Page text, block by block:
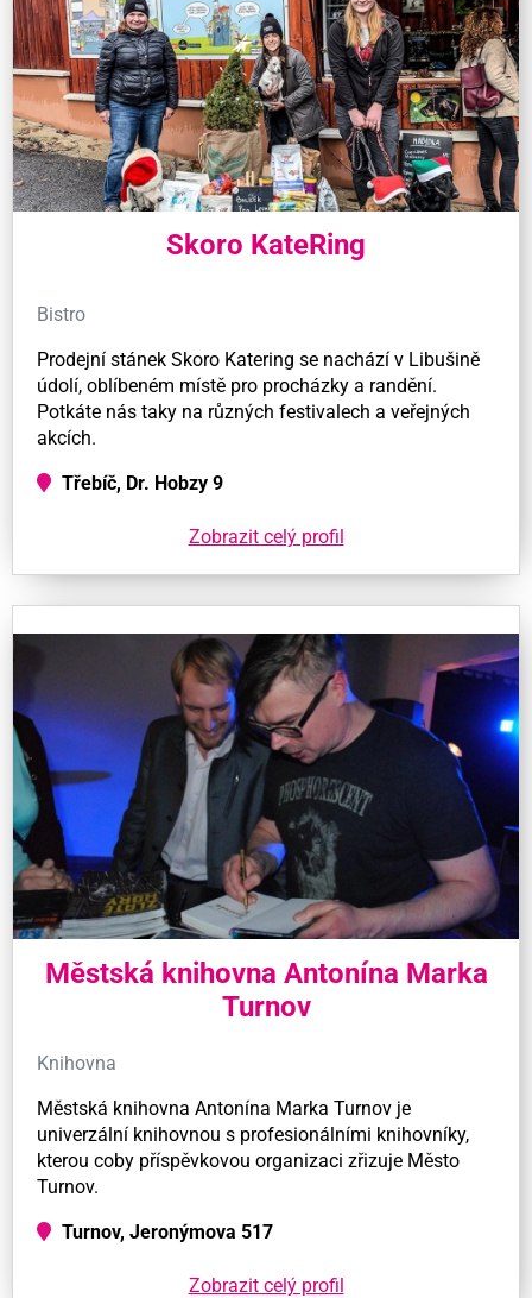
Skoro KateRing
Bistro
Prodejní stánek Skoro Katering se nachází v Libušině
údolí, oblíbeném místě pro procházky a randění.
Potkáte nás taky na různých festivalech a veřejných
akcích.
Třebíč, Dr. Hobzy 9
Zobrazit celý profil
Městská knihovna Antonína Marka
Turnov
Knihovna
Městská knihovna Antonína Marka Turnov je
univerzální knihovnou s profesionálními knihovníky,
kterou coby příspěvkovou organizaci zřizuje Město
Turnov.
Turnov, Jeronýmova 517
Zobrazit celý profil